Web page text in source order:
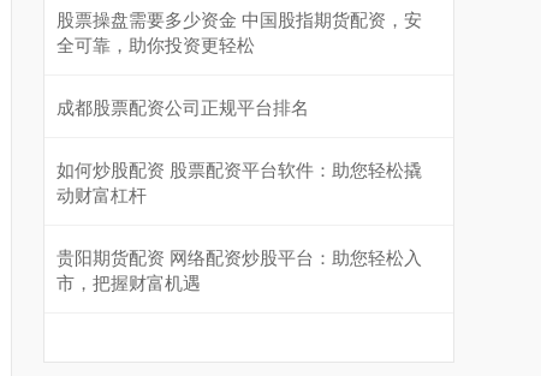
股票操盘需要多少资金 中国股指期货配资，安
全可靠，助你投资更轻松
成都股票配资公司正规平台排名
如何炒股配资 股票配资平台软件：助您轻松撬
动财富杠杆
贵阳期货配资 网络配资炒股平台：助您轻松入
市，把握财富机遇